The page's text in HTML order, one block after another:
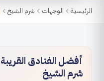
الرئيسية الوجهات شرم الشيخ
أفضل الفنادق
شرم الشيخ